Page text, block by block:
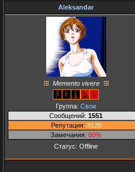
Aleksandar
Memento vivere
Группа: Свои
Сообщений: 1551
Репутация: 3120
Замечания: 60%
Статус: Offline